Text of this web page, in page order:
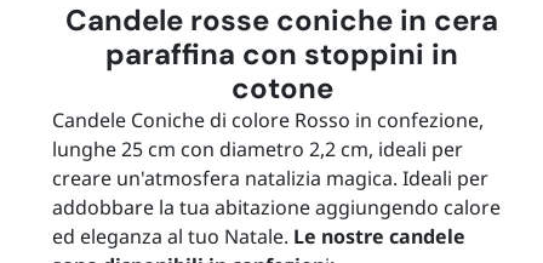
Candele rosse coniche in cera
paraffina con stoppini in
cotone
Candele Coniche di colore Rosso in confezione,
lunghe 25 cm con diametro 2,2 cm, ideali per
creare un'atmosfera natalizia magica. Ideali per
addobbare la tua abitazione aggiungendo calore
ed eleganza al tuo Natale. Le nostre candele